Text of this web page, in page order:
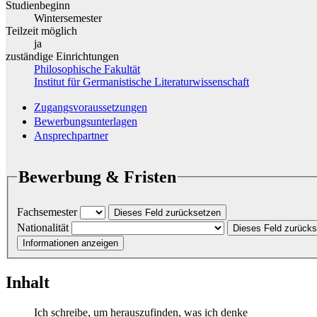
Studienbeginn
Wintersemester
Teilzeit möglich
ja
zuständige Einrichtungen
Philosophische Fakultät
Institut für Germanistische Literaturwissenschaft
Zugangsvoraussetzungen
Bewerbungsunterlagen
Ansprechpartner
Bewerbung & Fristen
Fachsemester Dieses Feld zurücksetzen
Nationalität
Dieses Feld
Informationen anzeigen
Inhalt
Ich schreibe, um herauszufinden, was ich denke